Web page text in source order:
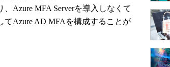
Azure MFA Serverを導入しなくて
Azure AD MFAを構成することが